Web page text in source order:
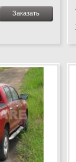
Заказать